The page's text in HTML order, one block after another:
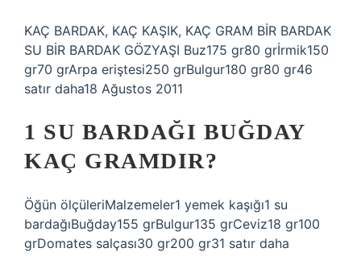
KAÇ BARDAK, KAÇ KAŞIK, KAÇ GRAM BİR BARDAK
SU BİR BARDAK GÖZYAŞI Buz175 gr80 grİrmik150
gr70 grArpa eriştesi250 grBulgur180 gr80 gr46
satır daha18 ​​Ağustos 2011
1 SU BARDAĞI BUĞDAY
KAÇ GRAMDIR?
Öğün ölçüleriMalzemeler1 yemek kaşığı1 su
bardağıBuğday155 grBulgur135 grCeviz18 gr100
grDomates salçası30 gr200 gr31 satır daha